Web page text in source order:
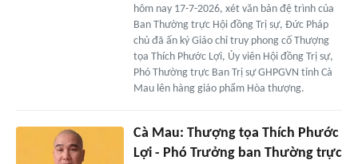
hôm nay 17-7-2026, xét văn bản đệ trình của
Ban Thường trực Hội đồng Trị sự, Đức Pháp
chủ đã ấn ký Giáo chỉ truy phong cố Thượng
tọa Thích Phước Lợi, Ủy viên Hội đồng Trị sự,
Phó Thường trực Ban Trị sự GHPGVN tỉnh Cà
Mau lên hàng giáo phẩm Hòa thượng.
Cà Mau: Thượng tọa Thích Phước
Lợi - Phó Trưởng ban Thường trực